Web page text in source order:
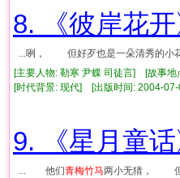
8. 《彼岸花开
...咧， 但好歹也是一朵清秀的
[主要人物: 勒寒 尹蝶 司徒言] [故事
[时代背景: 现代] [出版时间: 2004-
9. 《星月童话
... 他们青梅竹马两小无猜， 但